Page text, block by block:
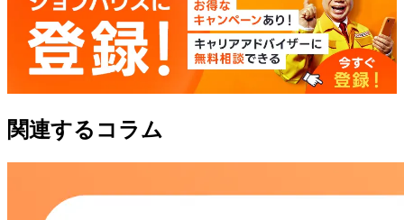
関連するコラム